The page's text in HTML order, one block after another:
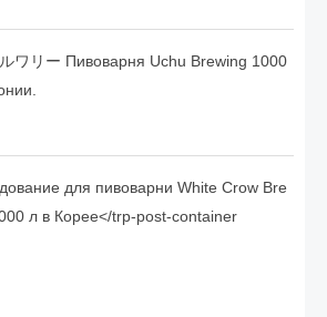
ワリー Пивоварня Uchu Brewing 1000
для пивоварни White Crow Bre
л в Корее</trp-post-container